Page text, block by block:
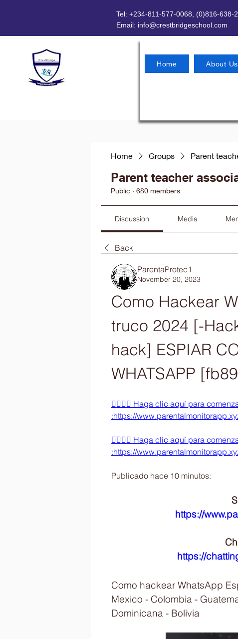
Tel: +234-811-577-0068, (0)816-638-
Email: info@crestbridgeschool.com
Home About Us
Home Groups Parent
Parent teacher
Public · 680 members
Discussion Media
Back
ParentaProtec1
November 20, 2023
Como Hackear
truco 2024 [-
hack] ESPIAR
WHATSAPP
👉🏻👉🏻 Haga clic aquí para
:https://www.parentalmonitorapp.xyz/
👉🏻👉🏻 Haga clic aquí para
:https://www.parentalmonitorapp.xyz/
Publicado hace 10 minutos:
https://
https://
Como hackear WhatsApp
Mexico - Colombia -
Dominicana - Bolivia